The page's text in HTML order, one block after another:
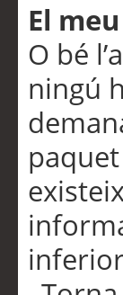
El
O bé
ningú